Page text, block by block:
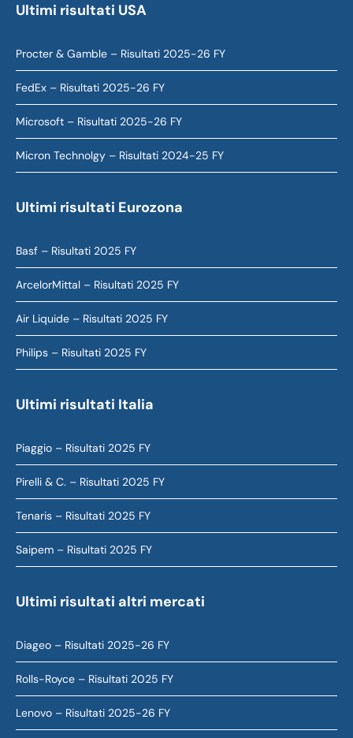
Ultimi risultati USA
Procter & Gamble – Risultati 2025-26 FY
FedEx – Risultati 2025-26 FY
Microsoft – Risultati 2025-26 FY
Micron Technolgy – Risultati 2024-25 FY
Ultimi risultati Eurozona
Basf – Risultati 2025 FY
ArcelorMittal – Risultati 2025 FY
Air Liquide – Risultati 2025 FY
Philips – Risultati 2025 FY
Ultimi risultati Italia
Piaggio – Risultati 2025 FY
Pirelli & C. – Risultati 2025 FY
Tenaris – Risultati 2025 FY
Saipem – Risultati 2025 FY
Ultimi risultati altri mercati
Diageo – Risultati 2025-26 FY
Rolls-Royce – Risultati 2025 FY
Lenovo – Risultati 2025-26 FY